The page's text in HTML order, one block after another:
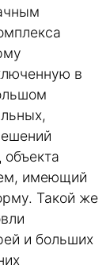
в
имеющий
Такой же
и больших